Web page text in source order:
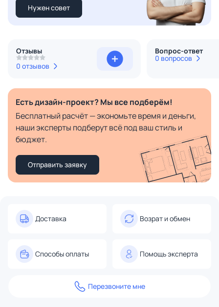
Нужен совет
Отзывы
0 отзывов
Вопрос-ответ
0 вопросов
Есть дизайн-проект? Мы все подберём!
Бесплатный расчёт — экономьте время и деньги,
наши эксперты подберут всё под ваш стиль и
бюджет.
Отправить заявку
Доставка Возрат и обмен
Способы оплаты Помощь эксперта
Перезвоните мне